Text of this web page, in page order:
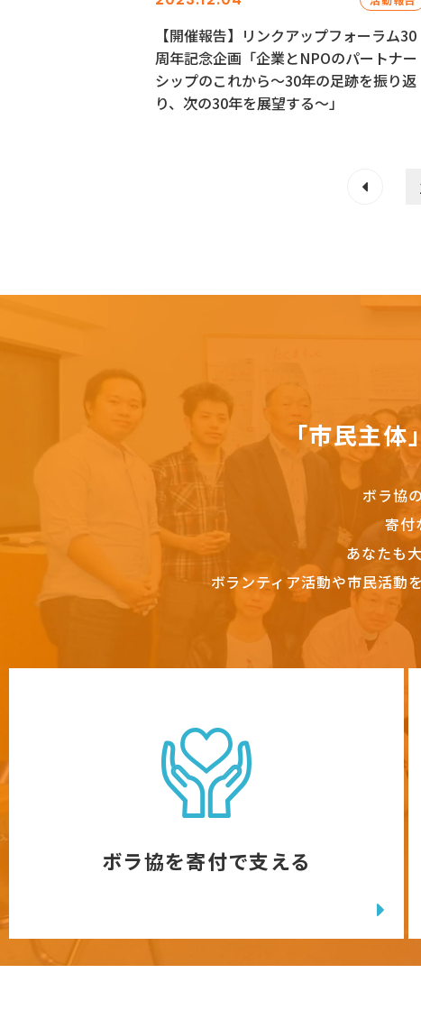
【開催報告】リンクアップフォーラム30
周年記念企画「企業とNPOのパートナー
シップのこれから～30年の足跡を振り返
り、次の30年を展望する～」
「市民主
ボラ協
寄付
あなたも
ボランティア活動や市民活動
ボラ協を寄付で支える